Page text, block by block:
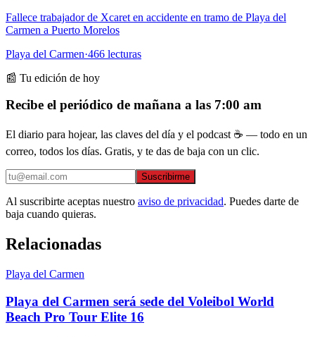
Fallece trabajador de Xcaret en accidente en tramo de Playa del
Carmen a Puerto Morelos
Playa del Carmen·466 lecturas
📰 Tu edición de hoy
Recibe el periódico de mañana a las 7:00 am
El diario para hojear, las claves del día y el podcast ☕ — todo en un
correo, todos los días. Gratis, y te das de baja con un clic.
Suscribirme
Al suscribirte aceptas nuestro aviso de privacidad. Puedes darte de
baja cuando quieras.
Relacionadas
Playa del Carmen
Playa del Carmen será sede del Voleibol World
Beach Pro Tour Elite 16